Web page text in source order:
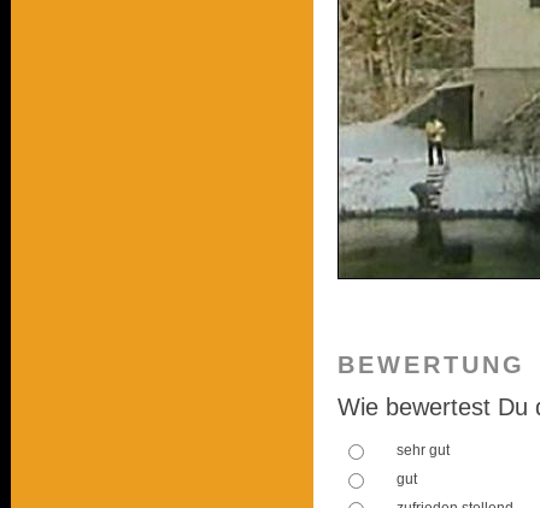
BEWERTUNG
Wie bewertest Du
sehr gut
gut